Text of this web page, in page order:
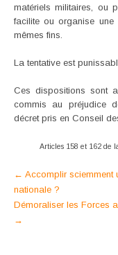
matériels militaires, ou
facilite ou organise une
mêmes fins.
La tentative est
Ces dispositions sont
commis au préjudice
décret pris en Conseil
Articles 158 et 162 de
Post
navigation
← Accomplir sciemment
nationale ?
Démoraliser les Forces
→